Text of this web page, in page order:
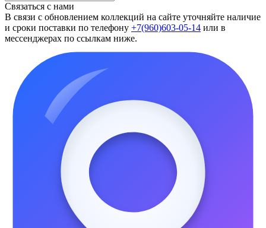
Связаться с нами
В связи с обновлением коллекций на сайте уточняйте наличие
и сроки поставки по телефону +7(960)603-05-14 или в
мессенджерах по ссылкам ниже.